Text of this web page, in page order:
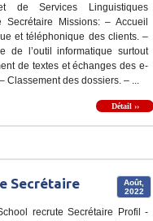
de Services Linguistiques
Secrétaire Missions: – Accueil
et téléphonique des clients. –
de l’outil informatique surtout
de textes et échanges des e-
Classement des dossiers. – ...
Détail ››
Août,
2022
Secrétaire
recrute Secrétaire Profil -